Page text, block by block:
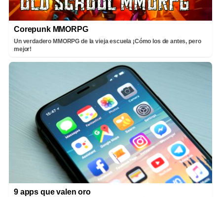
Corepunk MMORPG
Un verdadero MMORPG de la vieja escuela ¡Cómo los de antes, pero
mejor!
9 apps que valen oro